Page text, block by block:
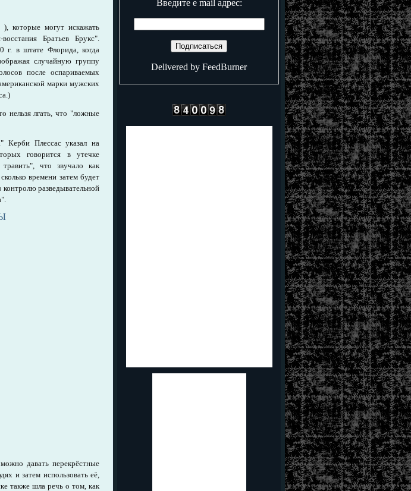
), которые могут искажать
Братьев Брукс".
г. в штате Флорида, когда
случайную группу
после оспариваемых
марки мужских
нельзя лгать, что "ложные
Керби Плессас указал на
говорится в утечке
что звучало как
времени затем будет
разведывательной
давать перекрёстные
и затем использовать её,
также шла речь о том, как